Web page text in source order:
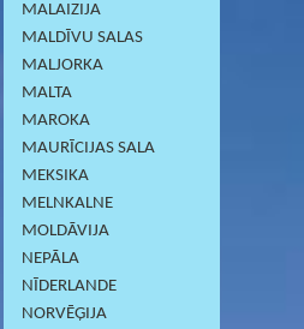
MALAIZIJA
MALDĪVU SALAS
MALJORKA
MALTA
MAROKA
MAURĪCIJAS SALA
MEKSIKA
MELNKALNE
MOLDĀVIJA
NEPĀLA
NĪDERLANDE
NORVĒĢIJA